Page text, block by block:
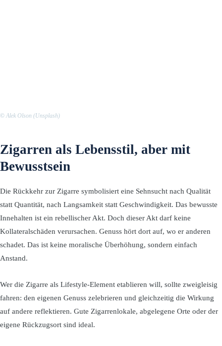
© Alek Olson (Unsplash)
Zigarren als Lebensstil, aber mit
Bewusstsein
Die Rückkehr zur Zigarre symbolisiert eine Sehnsucht nach Qualität
statt Quantität, nach Langsamkeit statt Geschwindigkeit. Das bewusste
Innehalten ist ein rebellischer Akt. Doch dieser Akt darf keine
Kollateralschäden verursachen. Genuss hört dort auf, wo er anderen
schadet. Das ist keine moralische Überhöhung, sondern einfach
Anstand.
Wer die Zigarre als Lifestyle-Element etablieren will, sollte zweigleisig
fahren: den eigenen Genuss zelebrieren und gleichzeitig die Wirkung
auf andere reflektieren. Gute Zigarrenlokale, abgelegene Orte oder der
eigene Rückzugsort sind ideal.